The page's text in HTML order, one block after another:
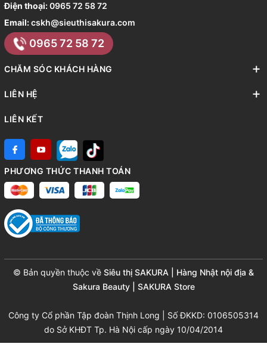
Điện thoại:0965 72 58 72
Email:cskh@sieuthisakura.com
0965 72 58 72
CHĂM SÓC KHÁCH HÀNG
LIÊN HỆ
LIÊN KẾT
PHƯƠNG THỨC THANH TOÁN
© Bản quyền thuộc về Siêu thị SAKURA | Hàng Nhật nội địa &
Sakura Beauty | SAKURA Store
Công ty Cổ phần Tập đoàn Thịnh Long | Số ĐKKD: 0106505314
do Sở KHĐT Tp. Hà Nội cấp ngày 10/04/2014